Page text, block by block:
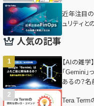
近年注目
ュリティと
人気の記事
【AIの雑学
「Gemini」
あるの？
Tera Term